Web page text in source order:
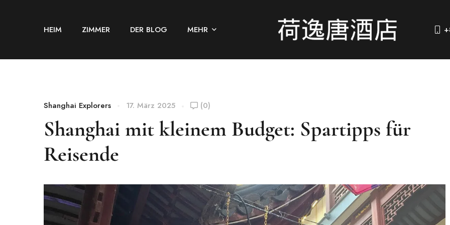
HEIM ZIMMER DER BLOG MEHR
Shanghai Explorers 17. März 2025 (0)
Shanghai mit kleinem Budget: Spartipps für
Reisende